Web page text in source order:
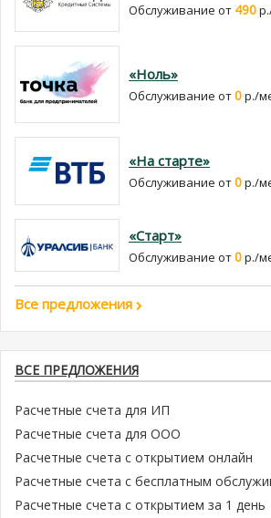
Обслуживание от 490
«Ноль»
Обслуживание от0р./
«На старте»
Обслуживание от0р./
«Старт»
Обслуживание от0р./
Все предложения
ВСЕ ПРЕДЛОЖЕНИЯ
Расчетные счета для ИП
Расчетные счета для ООО
Расчетные счета с открытием онлайн
Расчетные счета с бесплатным
Расчетные счета с открытием за 1 день